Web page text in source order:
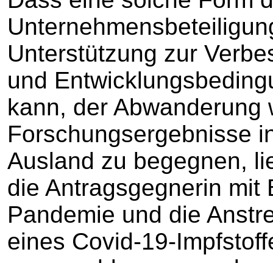
Unterstützung zur
und
kann, der Abwanderung
Forschungsergebnisse
Ausland zu begegnen,
die Antragsgegnerin mit
Pandemie und die
eines Covid-19-